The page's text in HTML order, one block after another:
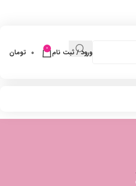
ورود / ثبت نام 0
0 تومان